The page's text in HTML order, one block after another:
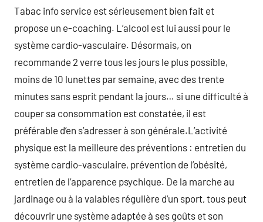
Tabac info service est sérieusement bien fait et
propose un e-coaching. L’alcool est lui aussi pour le
système cardio-vasculaire. Désormais, on
recommande 2 verre tous les jours le plus possible,
moins de 10 lunettes par semaine, avec des trente
minutes sans esprit pendant la jours… si une difficulté à
couper sa consommation est constatée, il est
préférable d’en s’adresser à son générale.L’activité
physique est la meilleure des préventions : entretien du
système cardio-vasculaire, prévention de l’obésité,
entretien de l’apparence psychique. De la marche au
jardinage ou à la valables régulière d’un sport, tous peut
découvrir une système adaptée à ses goûts et son